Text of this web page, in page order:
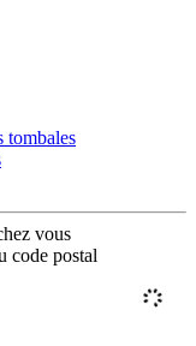
tombales
vous
code postal